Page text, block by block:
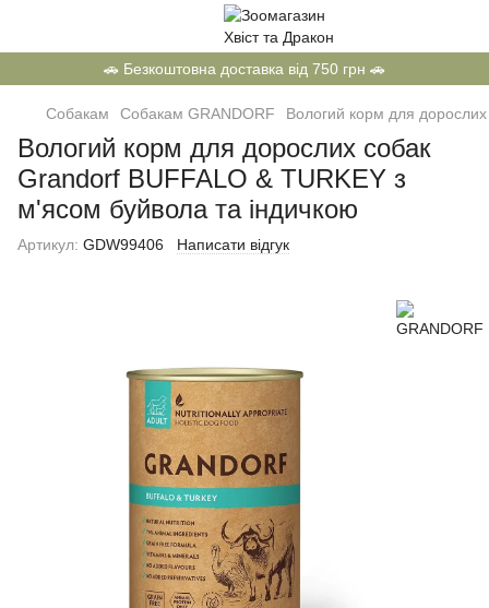
🚗 Безкоштовна доставка від 750 грн 🚗
Собакам Собакам GRANDORF Вологий корм для
Вологий корм для дорослих собак
Grandorf BUFFALO & TURKEY з
м'ясом буйвола та індичкою
Артикул: GDW99406 Написати відгук